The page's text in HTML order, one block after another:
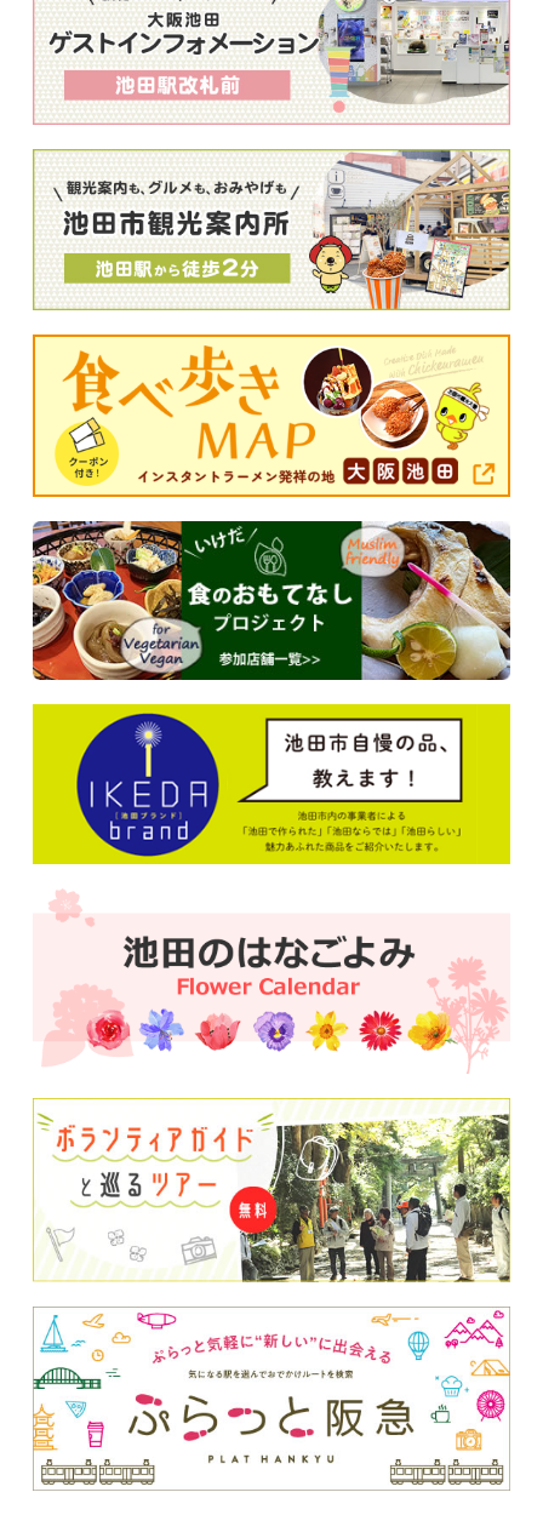
落語みゅーじあむ寄席５月９日（土）
第二百二十回 池田落語みゅーじあむ寄席 【日
時】令和８年５月９日（土）午後2時開演（午後1
時開場） 【ところ】落語みゅーじあむ 【木戸
語みゅーじあむ TEL：０７２－７５３ー４４４
０
2026/3/2更新
4月の休館日および入場制限日のお知らせ
【休館日（毎週火曜日）】 7日（火）、14日
（火）、21日（火）、２8日（火） 【入場制限
日】 ※アマチュア落語講習会・落語会の開催のた
め、下記日程で入場制限をいたします。 ・１１日
（土） １１時～１６時３０分 ・１８日（土）
１１時～１３時 ・２５日（土） １１時～１３時
2026/3/2更新
落語みゅーじあむ寄席 4月11日
第二百十九回 池田落語みゅーじあむ寄席 【日
時】令和８年４月１１日（土）午後2時開演（午後
1時開場） 【ところ】落語みゅーじあむ 【木戸
語みゅーじあむ TEL：０７２－７５３ー４４４
2026/2/24更新
落語みゅーじあむ寄席 3月14日
第二百十八回 池田落語みゅーじあむ寄席 【日
時】令和８年３月１４日（土）午後2時開演（午後
1時開場） 【ところ】落語みゅーじあむ 【木戸
銭】当日2,000円（前売り1,500円） 【問合せ】落
語みゅーじあむ TEL：０７２－７５３ー４４４
０
落語みゅーじあむ 社会人落語日本一寄席 3月
第十七回 落語みゅーじあむ 社会人落語日本一寄
席 【日時】令和8年3月15日(土) 午後1時開演（午
後12時30分開場） 【ところ】落語みゅーじあむ
【木戸銭】当日:800円（前売:500円） 【問合せ】
落語みゅーじあむ TEL：072－753ー4440 ※前
売チケットは、お電話でも受付しています。